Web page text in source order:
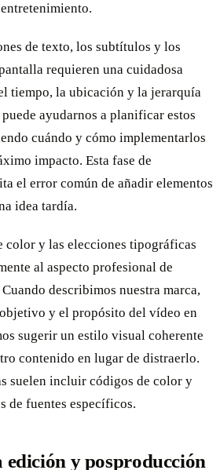
de texto, los subtítulos y los
requieren una cuidadosa
tiempo, la ubicación y la jerarquía
ayudarnos a planificar estos
cuándo y cómo implementarlos
impacto. Esta fase de
el error común de añadir elementos
idea tardía.
color y las elecciones tipográficas
al aspecto profesional de
describimos nuestra marca,
y el propósito del vídeo en
sugerir un estilo visual coherente
contenido en lugar de distraerlo.
suelen incluir códigos de color y
de fuentes específicos.
edición y posproducción